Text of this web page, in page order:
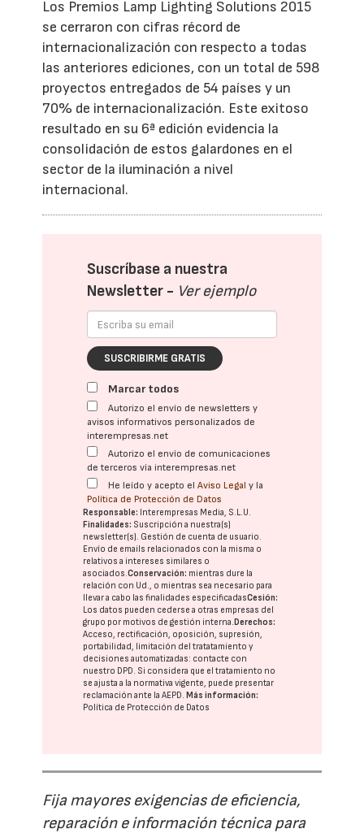
Los Premios Lamp Lighting Solutions 2015
se cerraron con cifras récord de
internacionalización con respecto a todas
las anteriores ediciones, con un total de 598
proyectos entregados de 54 países y un
70% de internacionalización. Este exitoso
resultado en su 6ª edición evidencia la
consolidación de estos galardones en el
sector de la iluminación a nivel
internacional.
Suscríbase a nuestra
Newsletter - Ver ejemplo
SUSCRIBIRME GRATIS
Marcar todos
Autorizo el envío de newsletters y
avisos informativos personalizados de
interempresas.net
Autorizo el envío de comunicaciones
de terceros vía interempresas.net
He leído y acepto elAviso Legal y la
Política de Protección de Datos
Responsable: Interempresas Media, S.L.U.
Finalidades: Suscripción a nuestra(s)
newsletter(s). Gestión de cuenta de usuario.
Envío de emails relacionados con la misma o
relativos a intereses similares o
asociados.Conservación: mientras dure la
relación con Ud., o mientras sea necesario para
llevar a cabo las finalidades especificadasCesión:
Los datos pueden cederse a otras empresas del
grupo por motivos de gestión interna. Derechos:
Acceso, rectificación, oposición, supresión,
portabilidad, limitación del tratatamiento y
decisiones automatizadas: contacte con
nuestro DPD. Si considera que el tratamiento no
se ajusta a la normativa vigente, puede presentar
reclamación ante laAEPD. Más información:
Política de Protección de Datos
Fija mayores exigencias de eficiencia,
reparación e información técnica para